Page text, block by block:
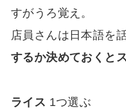
すがうろ覚え。
店員さんは日本語を
するか決めておくと
ライス 1つ選ぶ